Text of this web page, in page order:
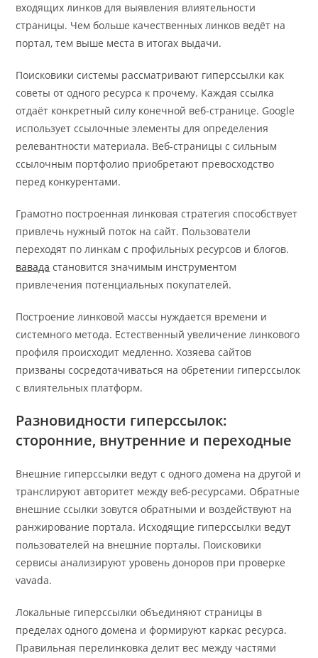
входящих линков для выявления влиятельности
страницы. Чем больше качественных линков ведёт на
портал, тем выше места в итогах выдачи.
Поисковики системы рассматривают гиперссылки как
советы от одного ресурса к прочему. Каждая ссылка
отдаёт конкретный силу конечной веб-странице. Google
использует ссылочные элементы для определения
релевантности материала. Веб-страницы с сильным
ссылочным портфолио приобретают превосходство
перед конкурентами.
Грамотно построенная линковая стратегия способствует
привлечь нужный поток на сайт. Пользователи
переходят по линкам с профильных ресурсов и блогов.
вавада становится значимым инструментом
привлечения потенциальных покупателей.
Построение линковой массы нуждается времени и
системного метода. Естественный увеличение линкового
профиля происходит медленно. Хозяева сайтов
призваны сосредотачиваться на обретении гиперссылок
с влиятельных платформ.
Разновидности гиперссылок:
сторонние, внутренние и переходные
Внешние гиперссылки ведут с одного домена на другой и
транслируют авторитет между веб-ресурсами. Обратные
внешние ссылки зовутся обратными и воздействуют на
ранжирование портала. Исходящие гиперссылки ведут
пользователей на внешние порталы. Поисковики
сервисы анализируют уровень доноров при проверке
vavada.
Локальные гиперссылки объединяют страницы в
пределах одного домена и формируют каркас ресурса.
Правильная перелинковка делит вес между частями